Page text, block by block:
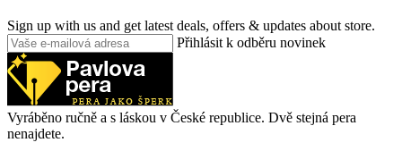
Sign up with us and get latest deals, offers & updates about store.
Přihlásit k odběru novinek
Vyráběno ručně a s láskou v České republice. Dvě stejná pera
nenajdete.